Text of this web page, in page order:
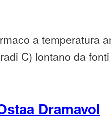
a temperatura
C) lontano da
Dramavol